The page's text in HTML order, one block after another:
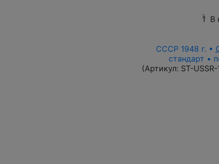
1 В
СССР 1948 г. •
стандарт •
(Артикул: ST-